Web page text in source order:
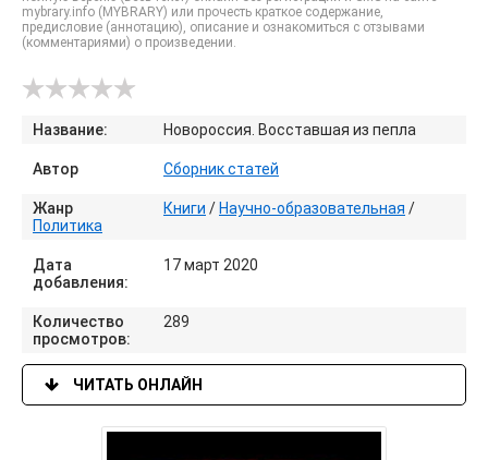
mybrary.info (MYBRARY) или прочесть краткое содержание,
предисловие (аннотацию), описание и ознакомиться с отзывами
(комментариями) о произведении.
Название: Новороссия. Восставшая из пепла
Автор Сборник статей
Жанр Книги / Научно-образовательная /
Политика
Дата
добавления:
17 март 2020
Количество
просмотров:
289
ЧИТАТЬ ОНЛАЙН